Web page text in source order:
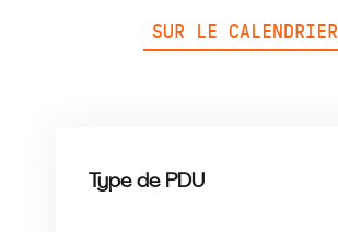
SUR LE CALENDRIER
Type de PDU